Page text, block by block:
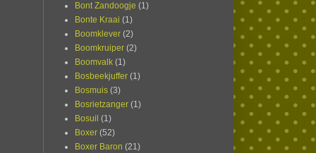
Bont Zandoogje (1)
Bonte Kraai (1)
Boomklever (2)
Boomkruiper (2)
Boomvalk (1)
Bosbeekjuffer (1)
Bosmuis (3)
Bosrietzanger (1)
Bosuil (1)
Boxer (52)
Boxer Baron (21)